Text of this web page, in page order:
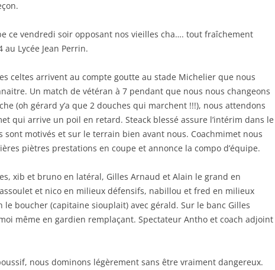
ce vendredi soir opposant nos vieilles cha…. tout fraîchement
Lycée Jean Perrin.
celtes arrivent au compte goutte au stade Michelier que nous
Un match de vétéran à 7 pendant que nous nous changeons
(oh gérard y’a que 2 douches qui marchent !!!), nous attendons
qui arrive un poil en retard. Steack blessé assure l’intérim dans le
sont motivés et sur le terrain bien avant nous. Coachmimet nous
piètres prestations en coupe et annonce la compo d’équipe.
xib et bruno en latéral, Gilles Arnaud et Alain le grand en
et nico en milieux défensifs, nabillou et fred en milieux
le boucher (capitaine siouplait) avec gérald. Sur le banc Gilles
même en gardien remplaçant. Spectateur Antho et coach adjoint
nous dominons légèrement sans être vraiment dangereux.